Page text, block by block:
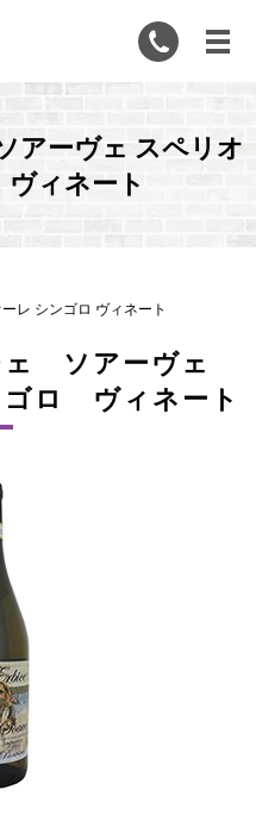
アーヴェ スペリオ
ヴィネート
レ シンゴロ ヴィネート
ェ ソアーヴェ
ロ ヴィネート